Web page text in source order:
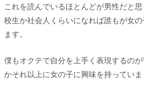
これを読んでいるほとんどが男性だと
校生か社会人くらいになれば誰もが女
ます。
僕もオクテで自分を上手く表現するの
かそれ以上に女の子に興味を持っていま